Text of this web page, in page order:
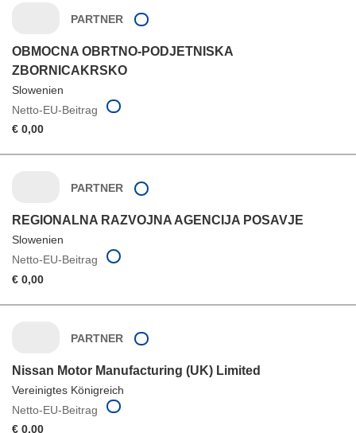
PARTNER
OBMOCNA OBRTNO-PODJETNISKA
ZBORNICAKRSKO
Slowenien
Netto-EU-Beitrag
€ 0,00
PARTNER
REGIONALNA RAZVOJNA AGENCIJA POSAVJE
Slowenien
Netto-EU-Beitrag
€ 0,00
PARTNER
Nissan Motor Manufacturing (UK) Limited
Vereinigtes Königreich
Netto-EU-Beitrag
€ 0,00